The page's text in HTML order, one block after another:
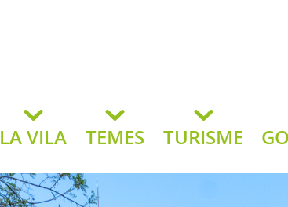
de Llavaneres
LA VILA TEMES TURISME